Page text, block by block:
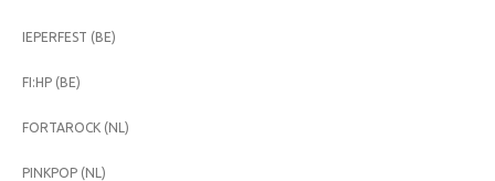
IEPERFEST (BE)
FI:HP (BE)
FORTAROCK (NL)
PINKPOP (NL)